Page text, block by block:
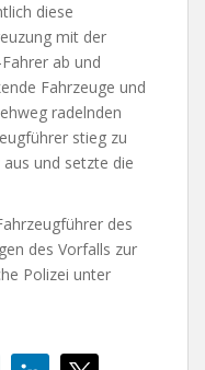
diese
mit der
ab und
Fahrzeuge und
radelnden
stieg zu
und setzte die
des
des Vorfalls zur
Polizei unter